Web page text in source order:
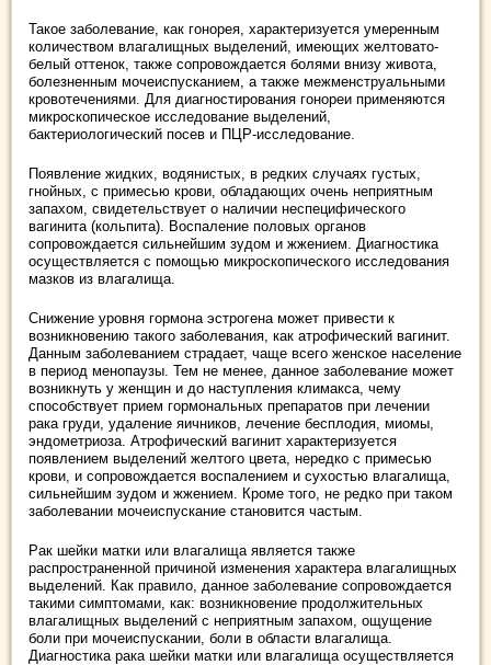
Такое заболевание, как гонорея, характеризуется умеренным
количеством влагалищных выделений, имеющих желтовато-
белый оттенок, также сопровождается болями внизу живота,
болезненным мочеиспусканием, а также межменструальными
кровотечениями. Для диагностирования гонореи применяются
микроскопическое исследование выделений,
бактериологический посев и ПЦР-исследование.
Появление жидких, водянистых, в редких случаях густых,
гнойных, с примесью крови, обладающих очень неприятным
запахом, свидетельствует о наличии неспецифического
вагинита (кольпита). Воспаление половых органов
сопровождается сильнейшим зудом и жжением. Диагностика
осуществляется с помощью микроскопического исследования
мазков из влагалища.
Снижение уровня гормона эстрогена может привести к
возникновению такого заболевания, как атрофический вагинит.
Данным заболеванием страдает, чаще всего женское население
в период менопаузы. Тем не менее, данное заболевание может
возникнуть у женщин и до наступления климакса, чему
способствует прием гормональных препаратов при лечении
рака груди, удаление яичников, лечение бесплодия, миомы,
эндометриоза. Атрофический вагинит характеризуется
появлением выделений желтого цвета, нередко с примесью
крови, и сопровождается воспалением и сухостью влагалища,
сильнейшим зудом и жжением. Кроме того, не редко при таком
заболевании мочеиспускание становится частым.
Рак шейки матки или влагалища является также
распространенной причиной изменения характера влагалищных
выделений. Как правило, данное заболевание сопровождается
такими симптомами, как: возникновение продолжительных
влагалищных выделений с неприятным запахом, ощущение
боли при мочеиспускании, боли в области влагалища.
Диагностика рака шейки матки или влагалища осуществляется